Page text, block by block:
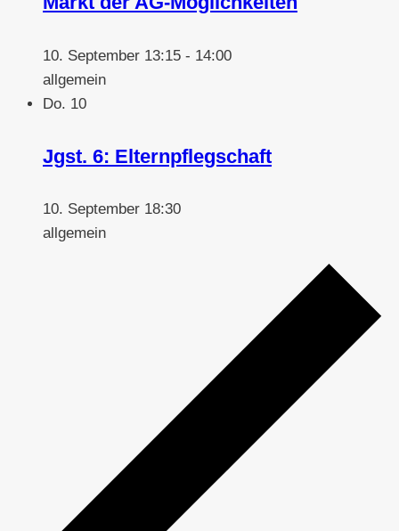
10. September 13:15 - 14:00
allgemein
Do. 10
Jgst. 6: Elternpflegschaft
10. September 18:30
allgemein